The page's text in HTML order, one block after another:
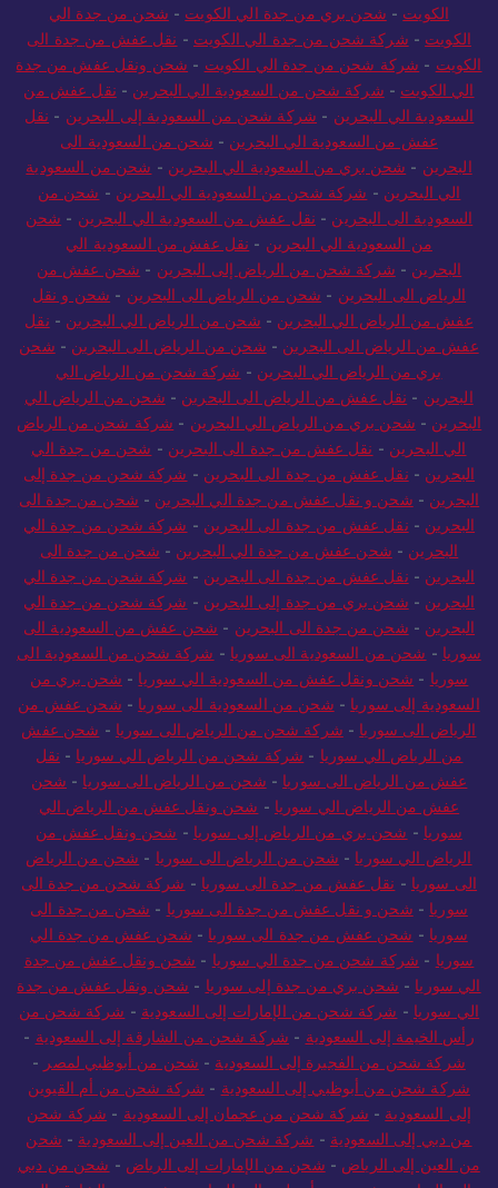
الكويت - شحن بري من جدة الي الكويت - شحن من جدة الي
الكويت - شركة شحن من جدة الي الكويت - نقل عفش من جدة الى
الكويت - شركة شحن من جدة الي الكويت - شحن ونقل عفش من جدة
الي الكويت - شركة شحن من السعودية الي البحرين - نقل عفش من
السعودية الي البحرين - شركة شحن من السعودية إلى البحرين - نقل
عفش من السعودية الي البحرين - شحن من السعودية الى
البحرين - شحن بري من السعودية الي البحرين - شحن من السعودية
الي البحرين - شركة شحن من السعودية الي البحرين - شحن من
السعودية الى البحرين - نقل عفش من السعودية الي البحرين - شحن
من السعودية الي البحرين - نقل عفش من السعودية الي
البحرين - شركة شحن من الرياض إلى البحرين - شحن عفش من
الرياض الى البحرين - شحن من الرياض الى البحرين - شحن و نقل
عفش من الرياض الي البحرين - شحن من الرياض الي البحرين - نقل
عفش من الرياض الى البحرين - شحن من الرياض الى البحرين - شحن
بري من الرياض الي البحرين - شركة شحن من الرياض الي
البحرين - نقل عفش من الرياض الى البحرين - شحن من الرياض الي
البحرين - شحن بري من الرياض الي البحرين - شركة شحن من الرياض
الي البحرين - نقل عفش من جدة الى البحرين - شحن من جدة الي
البحرين - نقل عفش من جدة الى البحرين - شركة شحن من جدة إلى
البحرين - شحن و نقل عفش من جدة الي البحرين - شحن من جدة الى
البحرين - نقل عفش من جدة الى البحرين - شركة شحن من جدة الي
البحرين - شحن عفش من جدة الي البحرين - شحن من جدة الى
البحرين - نقل عفش من جدة الى البحرين - شركة شحن من جدة الي
البحرين - شحن بري من جدة إلى البحرين - شركة شحن من جدة الي
البحرين - شحن من جدة الى البحرين - شحن عفش من السعودية الى
سوريا - شحن من السعودية الى سوريا - شركة شحن من السعودية الى
سوريا - شحن ونقل عفش من السعودية الي سوريا - شحن بري من
السعودية إلى سوريا - شحن من السعودية الى سوريا - شحن عفش من
الرياض الى سوريا - شركة شحن من الرياض الى سوريا - شحن عفش
من الرياض الي سوريا - شركة شحن من الرياض الي سوريا - نقل
عفش من الرياض الى سوريا - شحن من الرياض الى سوريا - شحن
عفش من الرياض الي سوريا - شحن ونقل عفش من الرياض الي
سوريا - شحن بري من الرياض إلى سوريا - شحن ونقل عفش من
الرياض الي سوريا - شحن من الرياض الى سوريا - شحن من الرياض
الى سوريا - نقل عفش من جدة الى سوريا - شركة شحن من جدة الى
سوريا - شحن و نقل عفش من جدة الى سوريا - شحن من جدة الى
سوريا - شحن عفش من جدة الى سوريا - شحن عفش من جدة الي
سوريا - شركة شحن من جدة الي سوريا - شحن ونقل عفش من جدة
الي سوريا - شحن بري من جدة إلى سوريا - شحن ونقل عفش من جدة
الي سوريا - شركة شحن من الإمارات إلى السعودية - شركة شحن من
رأس الخيمة إلى السعودية - شركة شحن من الشارقة إلى السعودية -
شركة شحن من الفجيرة إلى السعودية - شحن من أبوظبي لمصر -
شركة شحن من أبوظبي إلى السعودية - شركة شحن من أم القيوين
إلى السعودية - شركة شحن من عجمان إلى السعودية - شركة شحن
من دبي إلى السعودية - شركة شحن من العين إلى السعودية - شحن
من العين إلى الرياض - شحن من الإمارات إلى الرياض - شحن من دبي